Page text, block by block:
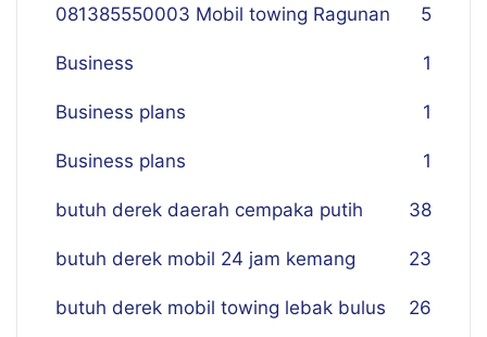
081385550003 Mobil towing Ragunan 5
Business 1
Business plans 1
Business plans 1
butuh derek daerah cempaka putih 38
butuh derek mobil 24 jam kemang 23
butuh derek mobil towing lebak bulus 26